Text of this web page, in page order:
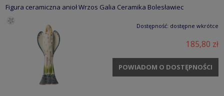
Figura ceramiczna anioł Wrzos Galia Ceramika Bolesławiec
Dostępność: dostępne wkrótce
185,80 zł
POWIADOM O DOSTĘPNOŚCI